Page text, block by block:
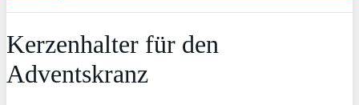
Kerzenhalter für den
Adventskranz